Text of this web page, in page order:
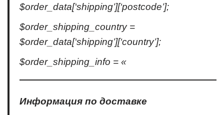
$order_data[‘shipping’][‘postcode’];
$order_shipping_country =
$order_data[‘shipping’][‘country’];
$order_shipping_info = «
Информация по доставке